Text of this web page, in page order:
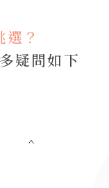
？
疑問如下